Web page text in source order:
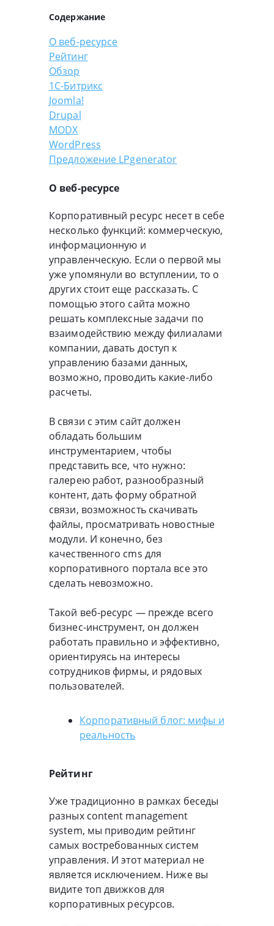
Содержание
О веб-ресурсе
Рейтинг
Обзор
1С-Битрикс
Joomla!
Drupal
MODX
WordPress
Предложение LPgenerator
О веб-ресурсе
Корпоративный ресурс несет в себе
несколько функций: коммерческую,
информационную и
управленческую. Если о первой мы
уже упомянули во вступлении, то о
других стоит еще рассказать. С
помощью этого сайта можно
решать комплексные задачи по
взаимодействию между филиалами
компании, давать доступ к
управлению базами данных,
возможно, проводить какие-либо
расчеты.
В связи с этим сайт должен
обладать большим
инструментарием, чтобы
представить все, что нужно:
галерею работ, разнообразный
контент, дать форму обратной
связи, возможность скачивать
файлы, просматривать новостные
модули. И конечно, без
качественного cms для
корпоративного портала все это
сделать невозможно.
Такой веб-ресурс — прежде всего
бизнес-инструмент, он должен
работать правильно и эффективно,
ориентируясь на интересы
сотрудников фирмы, и рядовых
пользователей.
Корпоративный блог: мифы и
реальность
Рейтинг
Уже традиционно в рамках беседы
разных content management
system, мы приводим рейтинг
самых востребованных систем
управления. И этот материал не
является исключением. Ниже вы
видите топ движков для
корпоративных ресурсов.